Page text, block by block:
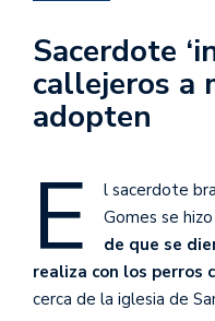
Sacerdote
callejeros a
adopten
E
l sacerdote
Gomes se
de que se
realiza con los perros
cerca de la iglesia de